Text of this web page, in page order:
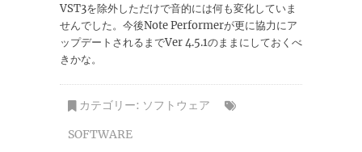
VST3を除外しただけで音的には何も変化していま
せんでした。今後Note Performerが更に協力にア
ップデートされるまでVer 4.5.1のままにしておくべ
きかな。
カテゴリー: ソフトウェア
SOFTWARE